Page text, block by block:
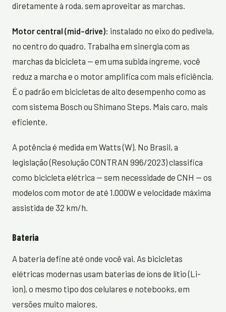
diretamente à roda, sem aproveitar as marchas.
Motor central (mid-drive): instalado no eixo do pedivela,
no centro do quadro. Trabalha em sinergia com as
marchas da bicicleta — em uma subida íngreme, você
reduz a marcha e o motor amplifica com mais eficiência.
É o padrão em bicicletas de alto desempenho como as
com sistema Bosch ou Shimano Steps. Mais caro, mais
eficiente.
A potência é medida em Watts (W). No Brasil, a
legislação (Resolução CONTRAN 996/2023) classifica
como bicicleta elétrica — sem necessidade de CNH — os
modelos com motor de até 1.000W e velocidade máxima
assistida de 32 km/h.
Bateria
A bateria define até onde você vai. As bicicletas
elétricas modernas usam baterias de íons de lítio (Li-
ion), o mesmo tipo dos celulares e notebooks, em
versões muito maiores.